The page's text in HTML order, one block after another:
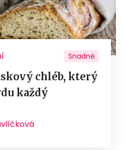
Snadné
chléb, který
každý